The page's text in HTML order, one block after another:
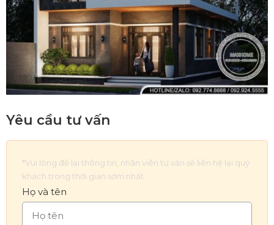
Yêu cầu tư vấn
*Vui lòng để lại thông tin, nhân viên tư vấn sẽ liên hệ lại quý
khách trong thời gian sớm nhất
Họ và tên